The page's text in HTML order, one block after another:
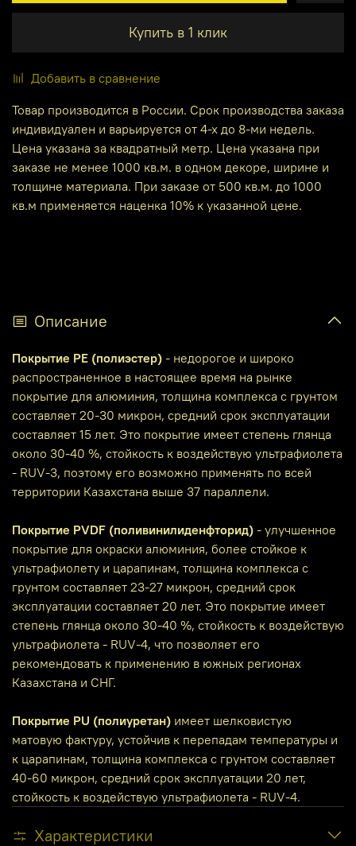
Купить в 1 клик
Добавить в сравнение
Товар производится в России. Срок производства заказа
индивидуален и варьируется от 4-х до 8-ми недель.
Цена указана за квадратный метр. Цена указана при
заказе не менее 1000 кв.м. в одном декоре, ширине и
толщине материала. При заказе от 500 кв.м. до 1000
кв.м применяется наценка 10% к указанной цене.
Описание
Покрытие PE (полиэстер) - недорогое и широко
распространенное в настоящее время на рынке
покрытие для алюминия, толщина комплекса с грунтом
составляет 20-30 микрон, средний срок эксплуатации
составляет 15 лет. Это покрытие имеет степень глянца
около 30-40 %, стойкость к воздействую ультрафиолета
- RUV-3, поэтому его возможно применять по всей
территории Казахстана выше 37 параллели.
Покрытие PVDF (поливинилиденфторид) - улучшенное
покрытие для окраски алюминия, более стойкое к
ультрафиолету и царапинам, толщина комплекса с
грунтом составляет 23-27 микрон, средний срок
эксплуатации составляет 20 лет. Это покрытие имеет
степень глянца около 30-40 %, стойкость к воздействую
ультрафиолета - RUV-4, что позволяет его
рекомендовать к применению в южных регионах
Казахстана и СНГ.
Покрытие PU (полиуретан) имеет шелковистую
матовую фактуру, устойчив к перепадам температуры и
к царапинам, толщина комплекса с грунтом составляет
40-60 микрон, средний срок эксплуатации 20 лет,
стойкость к воздействую ультрафиолета - RUV-4.
Характеристики